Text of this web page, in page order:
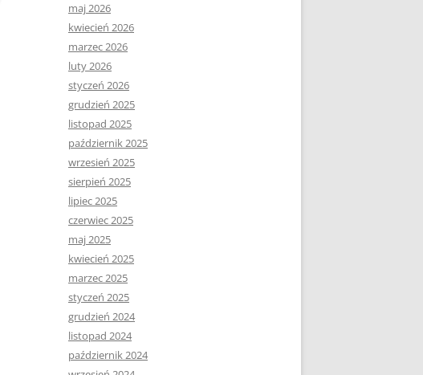
maj 2026
kwiecień 2026
marzec 2026
luty 2026
styczeń 2026
grudzień 2025
listopad 2025
październik 2025
wrzesień 2025
sierpień 2025
lipiec 2025
czerwiec 2025
maj 2025
kwiecień 2025
marzec 2025
styczeń 2025
grudzień 2024
listopad 2024
październik 2024